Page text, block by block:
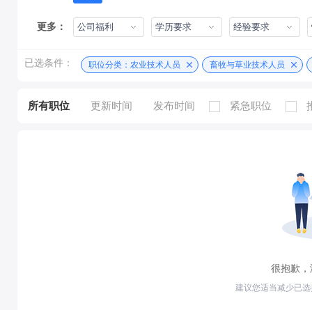
更多： 公司福利 学历要求 经验要求
已选条件： 职位分类：农业技术人员 畜牧与草业技术人员
所有职位 更新时间 发布时间 紧急职位
很抱歉
建议您适当减少已